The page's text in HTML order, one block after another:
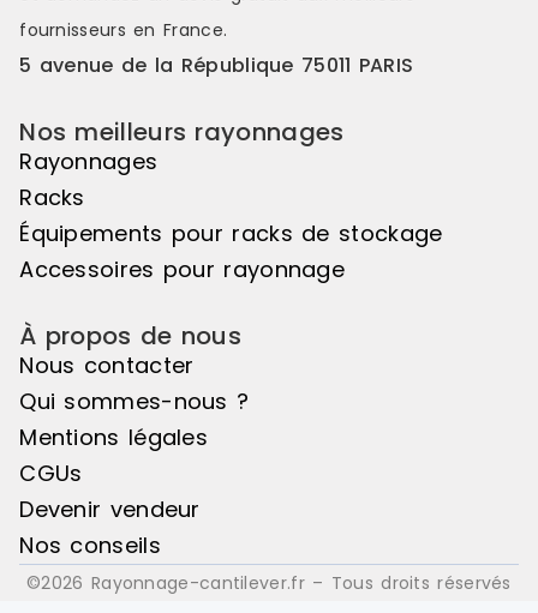
fournisseurs en France.
5 avenue de la République 75011 PARIS
Nos meilleurs rayonnages
Rayonnages
Racks
Équipements pour racks de stockage
Accessoires pour rayonnage
À propos de nous
Nous contacter
Qui sommes-nous ?
Mentions légales
CGUs
Devenir vendeur
Nos conseils
©2026 Rayonnage-cantilever.fr – Tous droits réservés